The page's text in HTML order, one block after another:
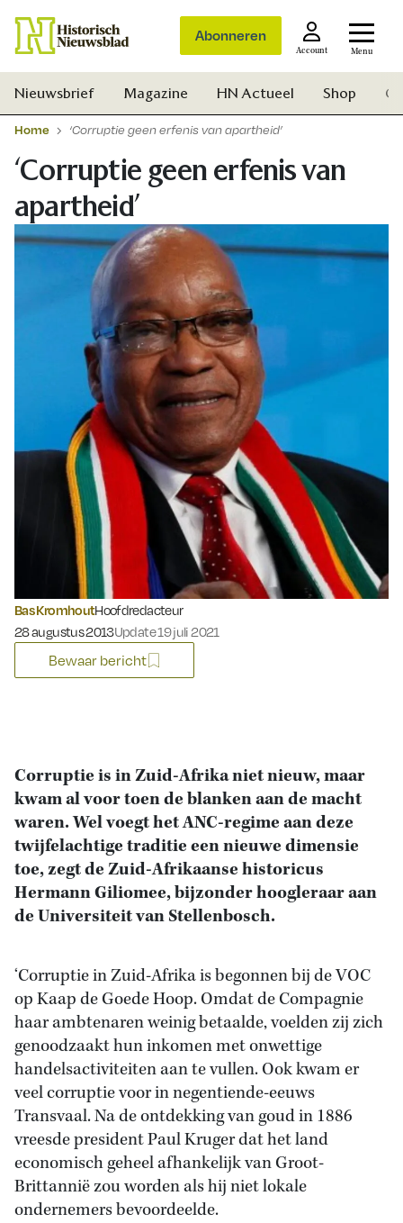
Abonneren
Account Menu
Zoek
Nieuwsbrief Magazine HN Actueel Shop
Home ‘Corruptie geen erfenis van apartheid’
‘Corruptie geen erfenis van
apartheid’
Bas KromhoutHoofdredacteur
Gepubliceerd op:
28 augustus 2013Update 19 juli 2021
Bewaar bericht
Corruptie is in Zuid-Afrika niet nieuw, maar
kwam al voor toen de blanken aan de macht
waren. Wel voegt het ANC-regime aan deze
twijfelachtige traditie een nieuwe dimensie
toe, zegt de Zuid-Afrikaanse historicus
Hermann Giliomee, bijzonder hoogleraar aan
de Universiteit van Stellenbosch.
‘Corruptie in Zuid-Afrika is begonnen bij de VOC
op Kaap de Goede Hoop. Omdat de Compagnie
haar ambtenaren weinig betaalde, voelden zij zich
genoodzaakt hun inkomen met onwettige
handelsactiviteiten aan te vullen. Ook kwam er
veel corruptie voor in negentiende-eeuws
Transvaal. Na de ontdekking van goud in 1886
vreesde president Paul Kruger dat het land
economisch geheel afhankelijk van Groot-
Brittannië zou worden als hij niet lokale
ondernemers bevoordeelde.